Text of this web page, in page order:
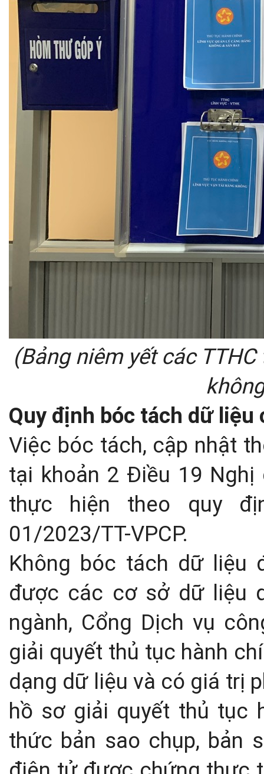
(Bảng niêm yết các
Quy định bóc tách dữ liệu
Việc bóc tách, cập nhật
tại khoản 2 Điều 19
thực hiện theo quy
01/2023/TT-VPCP.
Không bóc tách dữ liệu
được các cơ sở dữ liệu
ngành, Cổng Dịch vụ
giải quyết thủ tục hành
dạng dữ liệu và có giá trị
hồ sơ giải quyết thủ tục
thức bản sao chụp, bản